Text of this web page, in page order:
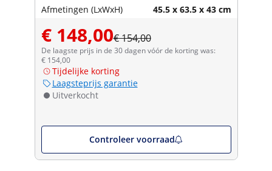
Afmetingen (LxWxH) 45.5 x 63.5 x 43 cm
€ 148,00€ 154,00
De laagste prijs in de 30 dagen vóór de korting was:
€ 154,00
Tijdelijke korting
Laagsteprijs garantie
Uitverkocht
Controleer voorraad